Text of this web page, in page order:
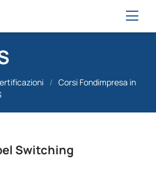
/ Corsi Fondimpresa in
Switching